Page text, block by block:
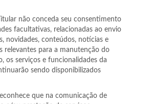
não conceda seu consentimento
facultativas, relacionadas ao envio
novidades, conteúdos, notícias e
relevantes para a manutenção do
os serviços e funcionalidades da
sendo disponibilizados
que na comunicação de